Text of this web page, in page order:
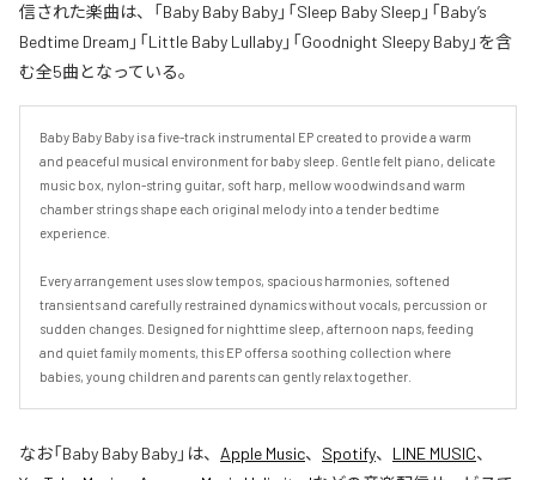
信された楽曲は、「Baby Baby Baby」「Sleep Baby Sleep」「Baby’s
Bedtime Dream」「Little Baby Lullaby」「Goodnight Sleepy Baby」を含
む全5曲となっている。
Baby Baby Baby is a five-track instrumental EP created to provide a warm
and peaceful musical environment for baby sleep. Gentle felt piano, delicate
music box, nylon-string guitar, soft harp, mellow woodwinds and warm
chamber strings shape each original melody into a tender bedtime
experience.
Every arrangement uses slow tempos, spacious harmonies, softened
transients and carefully restrained dynamics without vocals, percussion or
sudden changes. Designed for nighttime sleep, afternoon naps, feeding
and quiet family moments, this EP offers a soothing collection where
babies, young children and parents can gently relax together.
なお「Baby Baby Baby」は、 Apple Music、 Spotify、 LINE MUSIC、